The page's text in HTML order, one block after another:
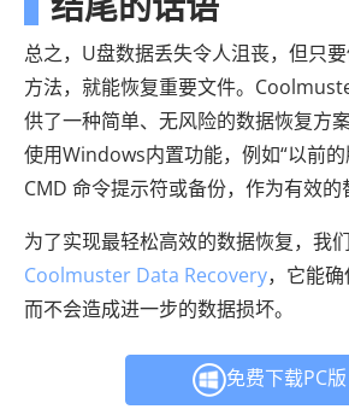
总之，U盘数据丢失令人沮丧，但只
方法，就能恢复重要文件。
供了一种简单、无风险的数据恢复方
使用Windows内置功能，例如“以前
CMD 命令提示符或备份，作为有效的
为了实现最轻松高效的数据恢复，我
Coolmuster Data Recovery，它能确
而不会造成进一步的数据损坏。
免费下载PC版